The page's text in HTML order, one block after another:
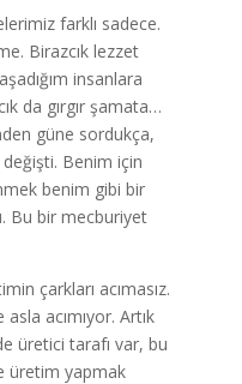
farklı sadece.
Birazcık lezzet
insanlara
da gırgır şamata…
güne sordukça,
Benim için
benim gibi bir
Bu bir mecburiyet
çarkları acımasız.
acımıyor. Artık
üretici tarafı var, bu
üretim yapmak